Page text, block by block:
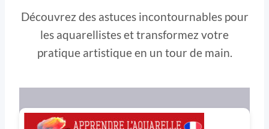
Découvrez des astuces incontournables pour
les aquarellistes et transformez votre
pratique artistique en un tour de main.